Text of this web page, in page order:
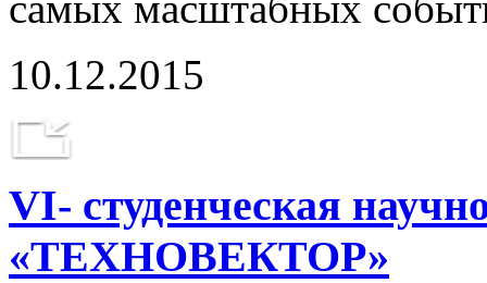
10.12.2015
VI- студенческая
«ТЕХНОВЕКТОР»